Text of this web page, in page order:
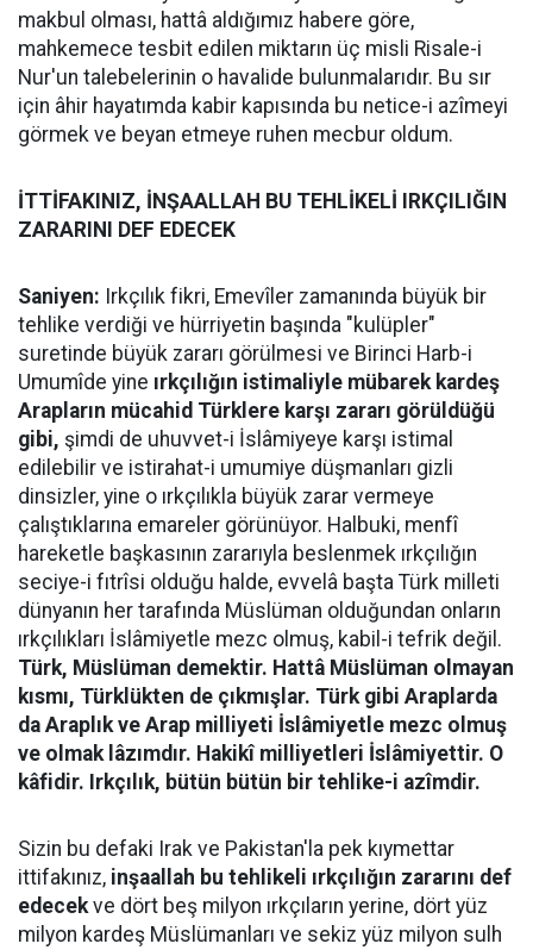
makbul olması, hattâ aldığımız habere göre,
mahkemece tesbit edilen miktarın üç misli Risale-i
Nur'un talebelerinin o havalide bulunmalarıdır. Bu sır
için âhir hayatımda kabir kapısında bu netice-i azîmeyi
görmek ve beyan etmeye ruhen mecbur oldum.
İTTİFAKINIZ, İNŞAALLAH BU TEHLİKELİ IRKÇILIĞIN
ZARARINI DEF EDECEK
Saniyen: Irkçılık fikri, Emevîler zamanında büyük bir
tehlike verdiği ve hürriyetin başında "kulüpler"
suretinde büyük zararı görülmesi ve Birinci Harb-i
Umumîde yine ırkçılığın istimaliyle mübarek kardeş
Arapların mücahid Türklere karşı zararı görüldüğü
gibi, şimdi de uhuvvet-i İslâmiyeye karşı istimal
edilebilir ve istirahat-i umumiye düşmanları gizli
dinsizler, yine o ırkçılıkla büyük zarar vermeye
çalıştıklarına emareler görünüyor. Halbuki, menfî
hareketle başkasının zararıyla beslenmek ırkçılığın
seciye-i fıtrîsi olduğu halde, evvelâ başta Türk milleti
dünyanın her tarafında Müslüman olduğundan onların
ırkçılıkları İslâmiyetle mezc olmuş, kabil-i tefrik değil.
Türk, Müslüman demektir. Hattâ Müslüman olmayan
kısmı, Türklükten de çıkmışlar. Türk gibi Araplarda
da Araplık ve Arap milliyeti İslâmiyetle mezc olmuş
ve olmak lâzımdır. Hakikî milliyetleri İslâmiyettir. O
kâfidir. Irkçılık, bütün bütün bir tehlike-i azîmdir.
Sizin bu defaki Irak ve Pakistan'la pek kıymettar
ittifakınız, inşaallah bu tehlikeli ırkçılığın zararını def
edecekve dört beş milyon ırkçıların yerine, dört yüz
milyon kardeş Müslümanları ve sekiz yüz milyon sulh